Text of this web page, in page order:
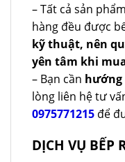
– Tất cả sản
hàng đều được
kỹ thuật, nên
yên tâm khi
– Bạn cần hướng
lòng liên hệ tư
0975771215 để
DỊCH VỤ BẾP